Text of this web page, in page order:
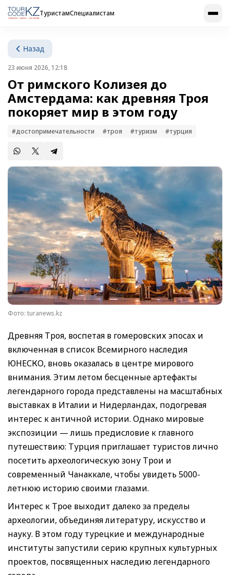
ТуристамСпециалистам
Назад
23 июня 2026, 12:18
От римского Колизея до
Амстердама: как древняя Троя
покоряет мир в этом году
#достопримечательности #троя #туризм #турция
Фото: turanews.kz
Древняя Троя, воспетая в гомеровских эпосах и
включенная в список Всемирного наследия
ЮНЕСКО, вновь оказалась в центре мирового
внимания. Этим летом бесценные артефакты
легендарного города представлены на масштабных
выставках в Италии и Нидерландах, подогревая
интерес к античной истории. Однако мировые
экспозиции — лишь предисловие к главного
путешествию: Турция приглашает туристов лично
посетить археологическую зону Трои и
современный Чанаккале, чтобы увидеть 5000-
летнюю историю своими глазами.
Интерес к Трое выходит далеко за пределы
археологии, объединяя литературу, искусство и
науку. В этом году турецкие и международные
институты запустили серию крупных культурных
проектов, посвященных наследию легендарного